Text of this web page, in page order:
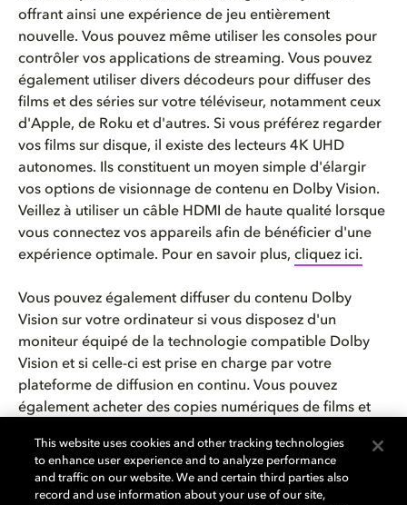
offrant ainsi une expérience de jeu entièrement
nouvelle. Vous pouvez même utiliser les consoles pour
contrôler vos applications de streaming. Vous pouvez
également utiliser divers décodeurs pour diffuser des
films et des séries sur votre téléviseur, notamment ceux
d'Apple, de Roku et d'autres. Si vous préférez regarder
vos films sur disque, il existe des lecteurs 4K UHD
autonomes. Ils constituent un moyen simple d'élargir
vos options de visionnage de contenu en Dolby Vision.
Veillez à utiliser un câble HDMI de haute qualité lorsque
vous connectez vos appareils afin de bénéficier d'une
expérience optimale. Pour en savoir plus, cliquez ici.
Vous pouvez également diffuser du contenu Dolby
Vision sur votre ordinateur si vous disposez d'un
moniteur équipé de la technologie compatible Dolby
Vision et si celle-ci est prise en charge par votre
plateforme de diffusion en continu. Vous pouvez
également acheter des copies numériques de films et
Apple, Google Play et d'autres, que vous pouvez
regarder sur votre ordinateur. Vous pouvez même
utiliser AirPlay ou Cast entre votre ordinateur et votre
This website uses cookies and other tracking technologies
to enhance user experience and to analyze performance
and traffic on our website. We and certain third parties also
record and use information about your use of our site,